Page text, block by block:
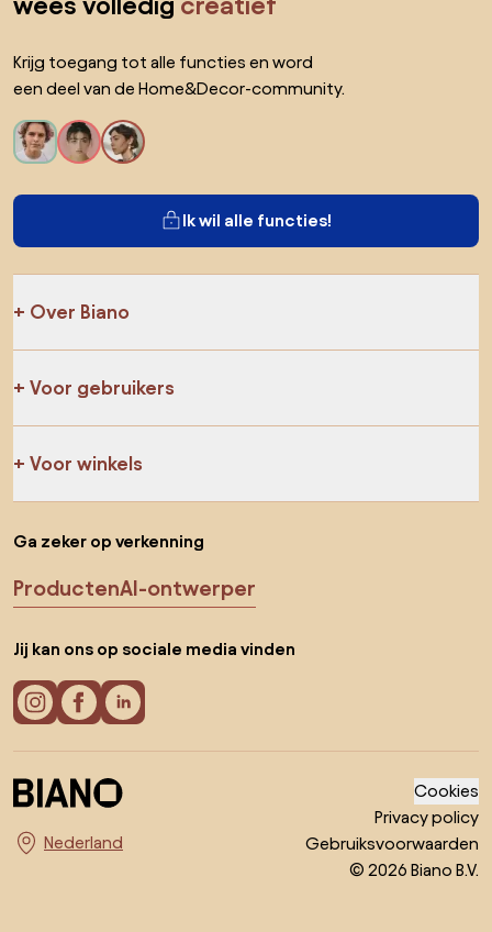
wees volledig creatief
Krijg toegang tot alle functies en word
een deel van de Home&Decor-community.
Ik wil alle functies!
Over Biano
Voor gebruikers
Voor winkels
Ga zeker op verkenning
ProductenAI-ontwerper
Jij kan ons op sociale media vinden
Kies land
Cookies
Privacy policy
Gebruiksvoorwaarden
© 2026 Biano B.V.